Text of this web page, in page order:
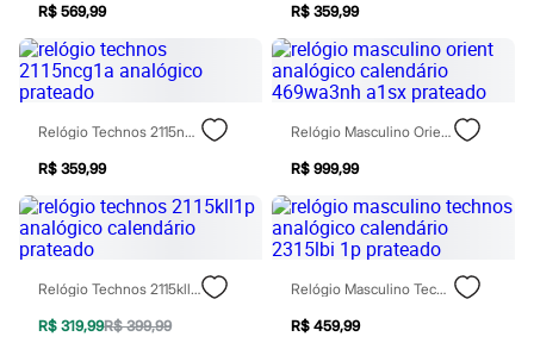
Casacos e Jaquetas
Jeans
Moda esportiva
Shorts e Saias
Vestidos
Masculino
Em alta
Dia dos Pais
Novidades
Roupas
Bermudas
Calças
Camisetas e Regatas
Casacos e Jaquetas
R$ 569,99 R$ 359,99
Relógio Technos 2115ncg1a Analógico Prateado
R$ 359,99
Relógio Masculino Orient Analógico Calendário 469wa3nh A1sx Prateado
R$ 999,99
Relógio Technos 2115kll1p Analógico Calendário Prateado
R$ 319,99R$ 399,99
Relógio Masculino Technos Analógico Calendário 2315lbi 1p Prateado
R$ 459,99